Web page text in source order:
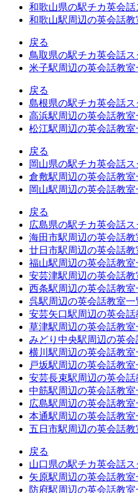
和歌山県の駅チカ英会
和歌山駅周辺の英会話教
戻る
鳥取県の駅チカ英会話
米子駅周辺の英会話教室
戻る
島根県の駅チカ英会話
高浜駅周辺の英会話教室
松江駅周辺の英会話教室
戻る
岡山県の駅チカ英会話
倉敷駅周辺の英会話教室
岡山駅周辺の英会話教室
戻る
広島県の駅チカ英会話
海田市駅周辺の英会話教
廿日市駅周辺の英会話教
福山駅周辺の英会話教室
安芸津駅周辺の英会話教
西条駅周辺の英会話教室
呉駅周辺の英会話教室一
安芸矢口駅周辺の英会話
草津駅周辺の英会話教室
みどり中央駅周辺の英会
横川駅周辺の英会話教室
戸坂駅周辺の英会話教室
安芸長束駅周辺の英会話
中筋駅周辺の英会話教室
広島駅周辺の英会話教室
本通駅周辺の英会話教室
五日市駅周辺の英会話教
戻る
山口県の駅チカ英会話
矢原駅周辺の英会話教室
防府駅周辺の英会話教室